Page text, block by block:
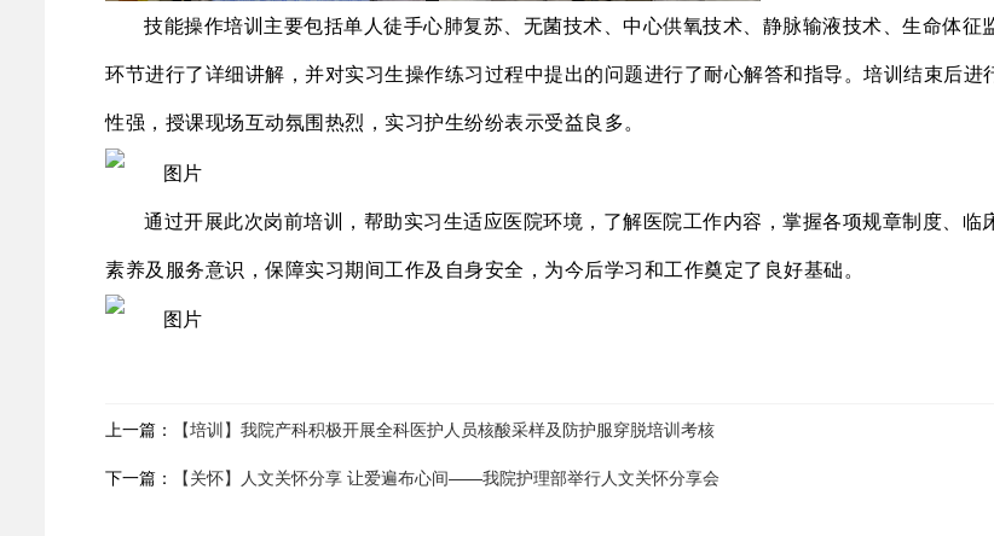
技能操作培训主要包括单人徒手心肺复苏、无菌技术、中心供氧技术、静脉输液技术、生命体
环节进行了详细讲解，并对实习生操作练习过程中提出的问题进行了耐心解答和指导。培训结束后
性强，授课现场互动氛围热烈，实习护生纷纷表示受益良多。
通过开展此次岗前培训，帮助实习生适应医院环境，了解医院工作内容，掌握各项规章制度、
素养及服务意识，保障实习期间工作及自身安全，为今后学习和工作奠定了良好基础。
上一篇：
【培训】我院产科积极开展全科医护人员核酸采样及防护服穿脱培训考核
下一篇：
【关怀】人文关怀分享 让爱遍布心间——我院护理部举行人文关怀分享会